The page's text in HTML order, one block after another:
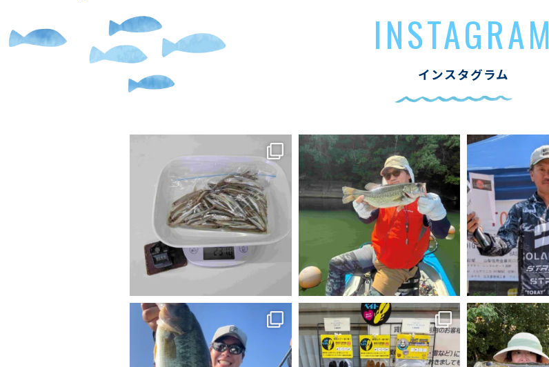
INSTAGRAM
インスタグラム